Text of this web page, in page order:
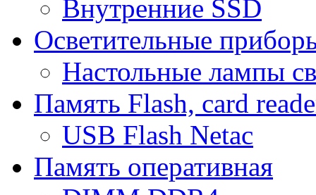
Внутренние SSD
Осветительные
Настольные лампы
Память Flash, card
USB Flash Netac
Память оперативная